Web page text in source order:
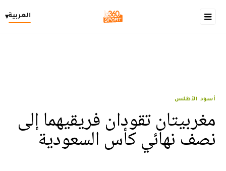
العربية▾
أسود الأطلس
مغربيتان تقودان فريقيهما إلى
نصف نهائي كأس السعودية